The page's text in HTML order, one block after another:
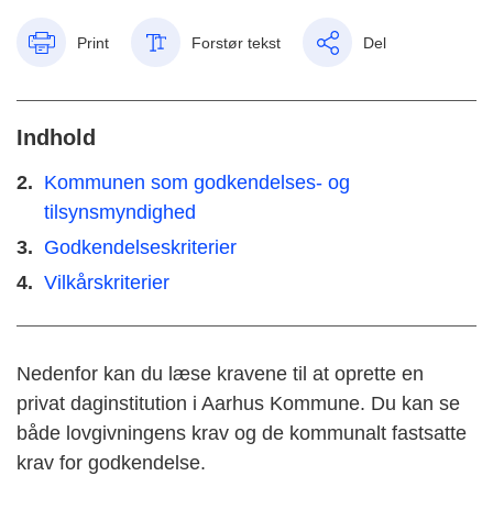
Print Forstør tekst Del
Indhold
Kommunen som godkendelses- og
tilsynsmyndighed
Godkendelseskriterier
Vilkårskriterier
Nedenfor kan du læse kravene til at oprette en
privat daginstitution i Aarhus Kommune. Du kan se
både lovgivningens krav og de kommunalt fastsatte
krav for godkendelse.